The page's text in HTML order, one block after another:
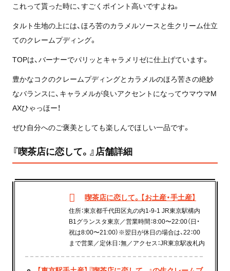
これって貰った時に、すごくポイント高いですよね。
タルト生地の上には、ほろ苦のカラメルソースと生クリーム仕立
てのクレームプディング。
TOPは、バーナーでパリッとキャラメリゼに仕上げています。
豊かなコクのクレームプディングとカラメルのほろ苦さの絶妙
なバランスに、キャラメルが良いアクセントになってウマウマM
AXひゃっほー！
ぜひ自分へのご褒美としても楽しんでほしい一品です。
『喫茶店に恋して。』店舗詳細
喫茶店に恋して。【お土産・手土産】
住所：東京都千代田区丸の内1-9-1 JR東京駅構内
B1グランスタ東京／営業時間：8:00〜22:00（日・
祝は8:00〜21:00）※翌日が休日の場合は、22：00
まで営業／定休日：無／アクセス：JR東京駅改札内